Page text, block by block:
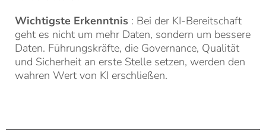
Wichtigste Erkenntnis : Bei der KI-Bereitschaft
geht es nicht um mehr Daten, sondern um bessere
Daten. Führungskräfte, die Governance, Qualität
und Sicherheit an erste Stelle setzen, werden den
wahren Wert von KI erschließen.